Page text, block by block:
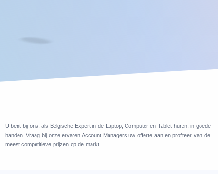
U bent bij ons, als Belgische Expert in de Laptop, Computer en Tablet huren, in goede
handen. Vraag bij onze ervaren Account Managers uw offerte aan en profiteer van de
meest competitieve prijzen op de markt.